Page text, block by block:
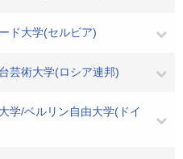
ド大学(セルビア)
芸術大学(ロシア連邦)
学/ベルリン自由大学(ドイ